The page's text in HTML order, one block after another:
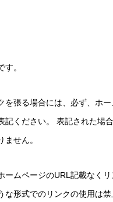
。
を張る場合には、必ず、ホ
記ください。 表記された場
せん。
ームページのURL記載なく
な形式でのリンクの使用は禁